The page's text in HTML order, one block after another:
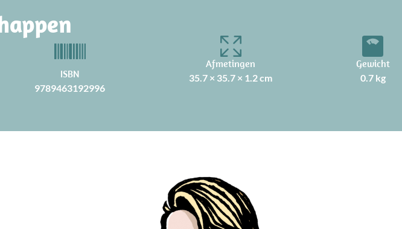
ISBN
9789463192996
Afmetingen
35.7 × 35.7 × 1.2 cm
Gewicht
0.7 kg